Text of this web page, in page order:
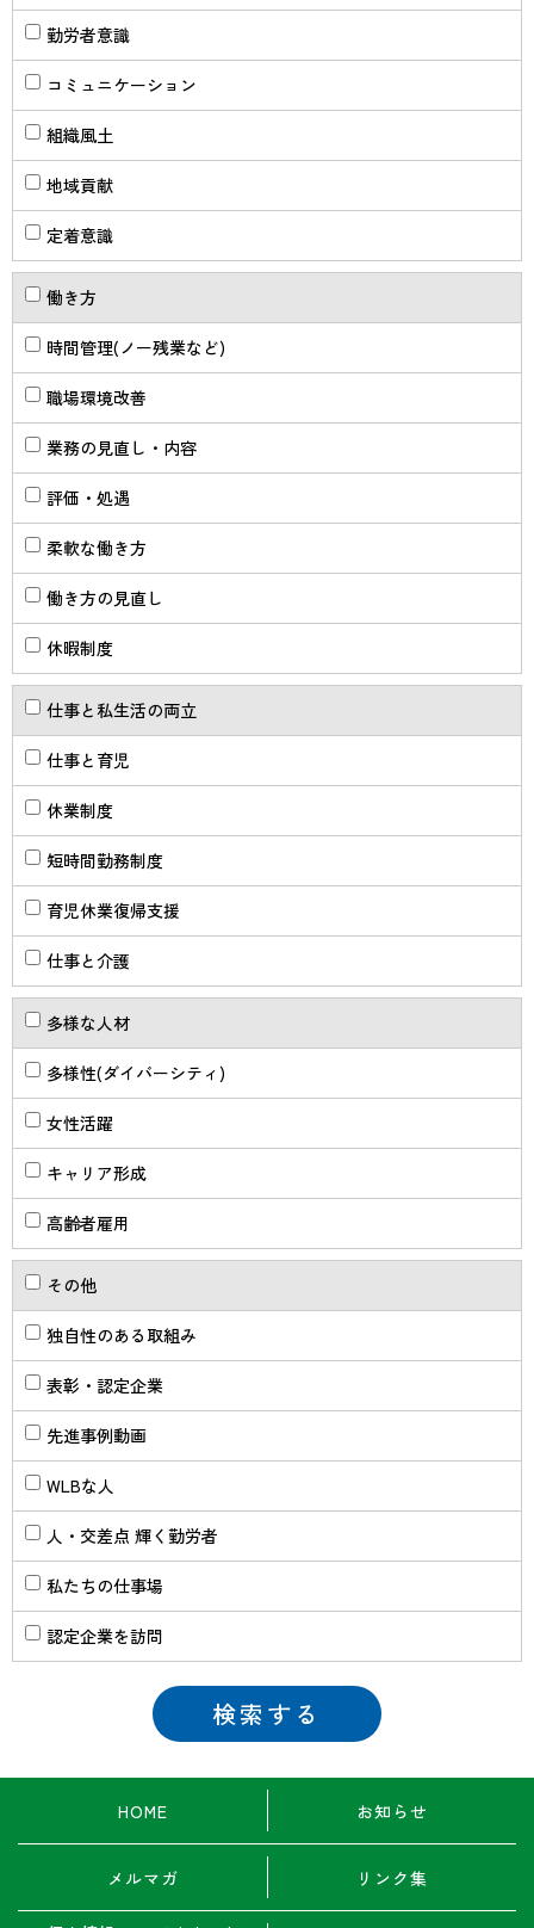
勤労者意識
コミュニケーション
組織風土
地域貢献
定着意識
働き方
時間管理(ノー残業など)
職場環境改善
業務の見直し・内容
評価・処遇
柔軟な働き方
働き方の見直し
休暇制度
仕事と私生活の両立
仕事と育児
休業制度
短時間勤務制度
育児休業復帰支援
仕事と介護
多様な人材
多様性(ダイバーシティ)
女性活躍
キャリア形成
高齢者雇用
その他
独自性のある取組み
表彰・認定企業
先進事例動画
WLBな人
人・交差点 輝く勤労者
私たちの仕事場
認定企業を訪問
HOME お知らせ
メルマガ リンク集